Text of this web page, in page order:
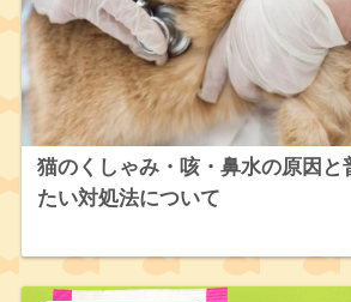
猫のくしゃみ・咳・鼻水の原因と
たい対処法について